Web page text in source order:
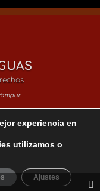
experiencia en
utilizamos o
Ajustes